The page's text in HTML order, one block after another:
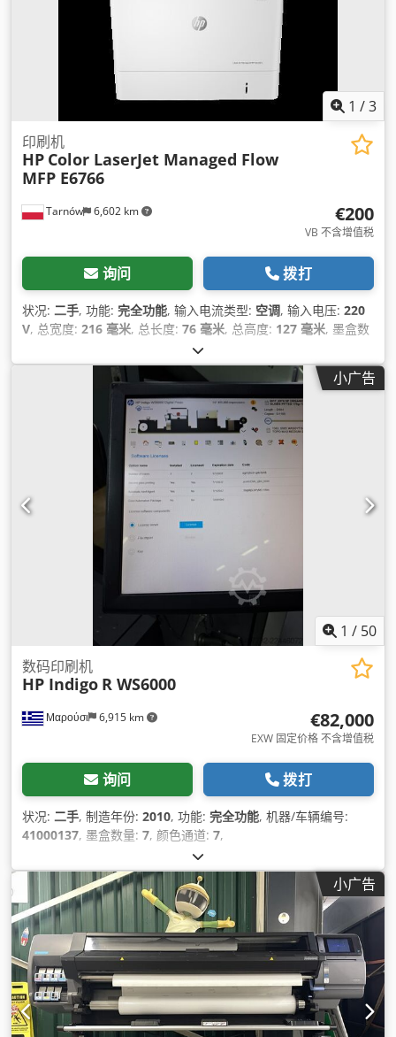
1 /3
Tarnów 6,602 km
印刷机
HP Color LaserJet Managed Flow
MFP E6766
€200
VB 不含增值税
询问 拨打
状况: 二手, 功能: 完全功能, 输入电流类型: 空调, 输入电压: 220
V, 总宽度: 216 毫米, 总长度: 76 毫米, 总高度: 127 毫米, 墨盒数
45 克/平方米
平方米, 纸张宽度（最大）:585 毫米, 颜色通道:4, 纸张高度（最
, 分辨率（最大）:1,200 DPI（每英寸点数）, 所
, 设备:自动双面打印,
小广告
1 / 50
Μαρούσι 6,915 km
数码印刷机
HP Indigo R WS6000
€82,000
EXW 固定价格 不含增值税
询问 拨打
状况: 二手, 制造年份: 2010, 功能: 完全功能, 机器/车辆编号:
41000137, 墨盒数量: 7, 颜色通道: 7,
小广告